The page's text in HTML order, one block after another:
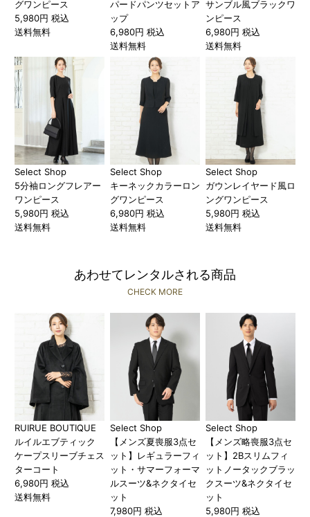
グワンピース
5,980円 税込
送料無料
パードパンツセットア
ップ
6,980円 税込
送料無料
サンブル風ブラックワ
ンピース
6,980円 税込
送料無料
Select Shop
5分袖ロングフレアー
ワンピース
5,980円 税込
送料無料
Select Shop
キーネックカラーロン
グワンピース
6,980円 税込
送料無料
Select Shop
ガウンレイヤード風ロ
ングワンピース
5,980円 税込
送料無料
あわせてレンタルされる商品
CHECK MORE
RUIRUE BOUTIQUE
ルイルエブティック
ケープスリーブチェス
ターコート
6,980円 税込
送料無料
Select Shop
【メンズ夏喪服3点セ
ット】レギュラーフィ
ット・サマーフォーマ
ルスーツ&ネクタイセ
ット
7,980円 税込
Select Shop
【メンズ略喪服3点セ
ット】2Bスリムフィ
ットノータックブラッ
クスーツ&ネクタイセ
ット
5,980円 税込